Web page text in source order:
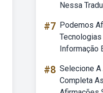
Nessa
#7 Podemos
Informação
#8 Selecione A
Completa